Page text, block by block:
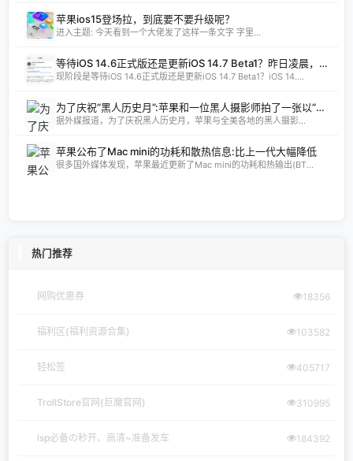
苹果ios15登场拉，到底要不要升级呢？
进入主题: 今天看到一个大佬发了这样一条文字 字里...
等待iOS 14.6正式版还是更新iOS 14.7 Beta1？昨日凌晨，苹果为开发者预览版用户推送了iOS 14.7 Beta1测试版的更新，距周二发布的iOS 14.6RC版仅隔了两天时间。
现阶段是等待iOS 14.6正式版还是更新iOS 14.7 Beta1？iOS 14....
为了庆祝“黑人历史月”:苹果和一位黑人摄影师拍了一张以“家乡”为主题的照片
据外媒报道，为了庆祝黑人历史月，苹果与全美各地的黑人摄影...
苹果公布了Mac mini的功耗和散热信息:比上一代大幅降低
很多国外媒体发现，苹果最近更新了Mac mini的功耗和热输出(BT...
热门推荐
网购优惠券 18356
福利区(福利资源合集) 103582
轻松签 405717
TrollStore官网(巨魔官网) 310995
lsp必备の秒开、高清~准备发车 184392